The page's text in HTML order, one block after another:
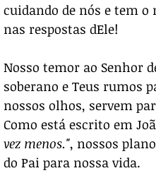
cuidando de nós e tem o
nas respostas dEle!
Nosso temor ao Senhor
soberano e Teus rumos
nossos olhos, servem
Como está escrito em
vez menos.", nossos
do Pai para nossa vida.